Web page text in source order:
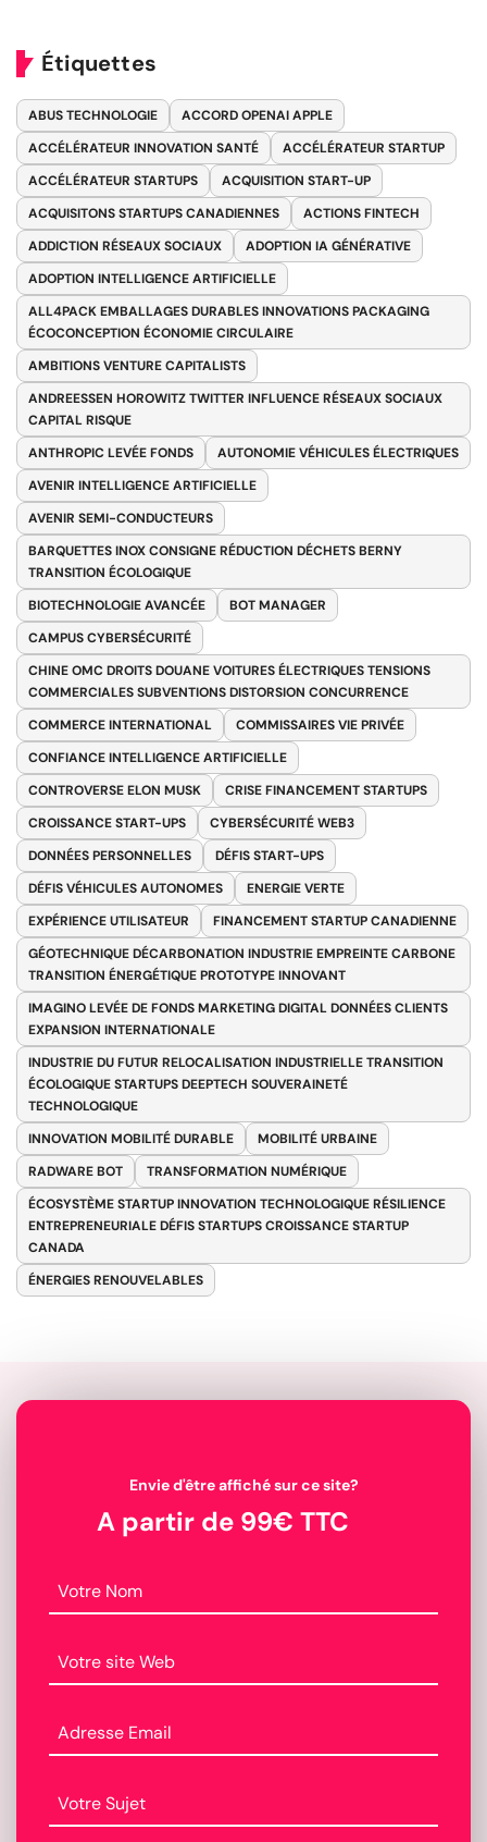
Étiquettes
ABUS TECHNOLOGIE
ACCORD OPENAI APPLE
ACCÉLÉRATEUR INNOVATION SANTÉ
ACCÉLÉRATEUR STARTUP
ACCÉLÉRATEUR STARTUPS
ACQUISITION START-UP
ACQUISITONS STARTUPS CANADIENNES
ACTIONS FINTECH
ADDICTION RÉSEAUX SOCIAUX
ADOPTION IA GÉNÉRATIVE
ADOPTION INTELLIGENCE ARTIFICIELLE
ALL4PACK EMBALLAGES DURABLES INNOVATIONS PACKAGING
ÉCOCONCEPTION ÉCONOMIE CIRCULAIRE
AMBITIONS VENTURE CAPITALISTS
ANDREESSEN HOROWITZ TWITTER INFLUENCE RÉSEAUX SOCIAUX
CAPITAL RISQUE
ANTHROPIC LEVÉE FONDS
AUTONOMIE VÉHICULES ÉLECTRIQUES
AVENIR INTELLIGENCE ARTIFICIELLE
AVENIR SEMI-CONDUCTEURS
BARQUETTES INOX CONSIGNE RÉDUCTION DÉCHETS BERNY
TRANSITION ÉCOLOGIQUE
BIOTECHNOLOGIE AVANCÉE
BOT MANAGER
CAMPUS CYBERSÉCURITÉ
CHINE OMC DROITS DOUANE VOITURES ÉLECTRIQUES TENSIONS
COMMERCIALES SUBVENTIONS DISTORSION CONCURRENCE
COMMERCE INTERNATIONAL
COMMISSAIRES VIE PRIVÉE
CONFIANCE INTELLIGENCE ARTIFICIELLE
CONTROVERSE ELON MUSK
CRISE FINANCEMENT STARTUPS
CROISSANCE START-UPS
CYBERSÉCURITÉ WEB3
DONNÉES PERSONNELLES
DÉFIS START-UPS
DÉFIS VÉHICULES AUTONOMES
ENERGIE VERTE
EXPÉRIENCE UTILISATEUR
FINANCEMENT STARTUP CANADIENNE
GÉOTECHNIQUE DÉCARBONATION INDUSTRIE EMPREINTE CARBONE
TRANSITION ÉNERGÉTIQUE PROTOTYPE INNOVANT
IMAGINO LEVÉE DE FONDS MARKETING DIGITAL DONNÉES CLIENTS
EXPANSION INTERNATIONALE
INDUSTRIE DU FUTUR RELOCALISATION INDUSTRIELLE TRANSITION
ÉCOLOGIQUE STARTUPS DEEPTECH SOUVERAINETÉ
TECHNOLOGIQUE
INNOVATION MOBILITÉ DURABLE
MOBILITÉ URBAINE
RADWARE BOT
TRANSFORMATION NUMÉRIQUE
ÉCOSYSTÈME STARTUP INNOVATION TECHNOLOGIQUE RÉSILIENCE
ENTREPRENEURIALE DÉFIS STARTUPS CROISSANCE STARTUP
CANADA
ÉNERGIES RENOUVELABLES
Envie d'être affiché sur ce site?
A partir de 99€ TTC